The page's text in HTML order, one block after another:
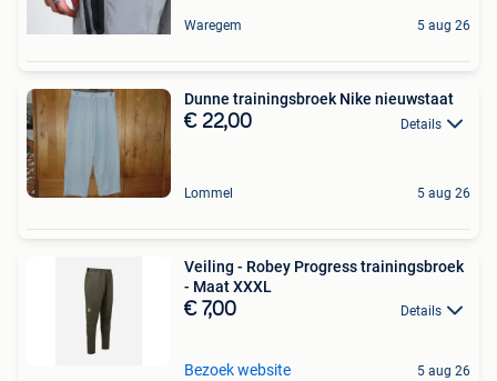
Waregem 5 aug 26
Dunne trainingsbroek Nike nieuwstaat
€ 22,00 Details
Lommel 5 aug 26
Veiling - Robey Progress trainingsbroek
- Maat XXXL
€ 7,00 Details
Bezoek website 5 aug 26